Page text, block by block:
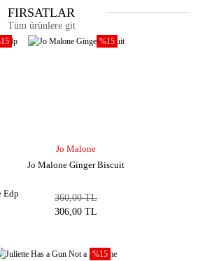
FIRSATLAR
Tüm ürünlere git
Edp
%15
Jo Malone
Jo Malone Ginger Biscuit
360,00 TL
306,00 TL
%15